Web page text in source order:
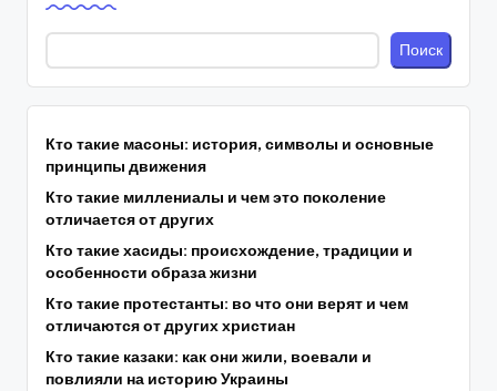
Поиск
Кто такие масоны: история, символы и основные
принципы движения
Кто такие миллениалы и чем это поколение
отличается от других
Кто такие хасиды: происхождение, традиции и
особенности образа жизни
Кто такие протестанты: во что они верят и чем
отличаются от других христиан
Кто такие казаки: как они жили, воевали и
повлияли на историю Украины